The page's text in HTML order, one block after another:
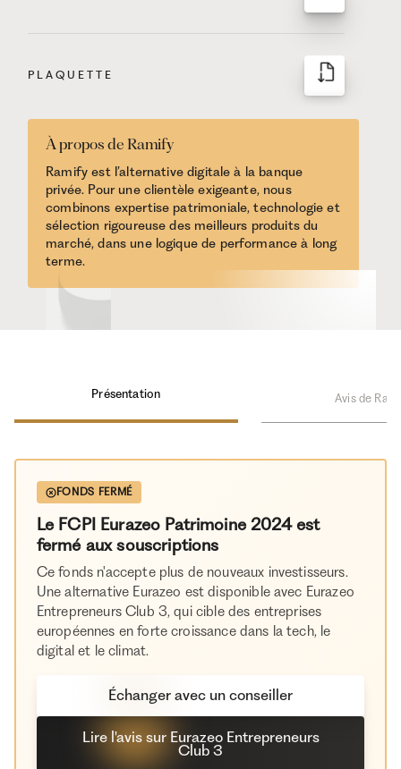
PLAQUETTE
À propos de Ramify
Ramify est l’alternative digitale à la banque
privée. Pour une clientèle exigeante, nous
combinons expertise patrimoniale, technologie et
sélection rigoureuse des meilleurs produits du
marché, dans une logique de performance à long
terme.
Présentation Avis de
FONDS FERMÉ
Le FCPI Eurazeo Patrimoine 2024 est
fermé aux souscriptions
Ce fonds n'accepte plus de nouveaux investisseurs.
Une alternative Eurazeo est disponible avec Eurazeo
Entrepreneurs Club 3, qui cible des entreprises
européennes en forte croissance dans la tech, le
digital et le climat.
Lire l'avis sur Eurazeo Entrepreneurs
Club 3
Échanger avec un conseiller